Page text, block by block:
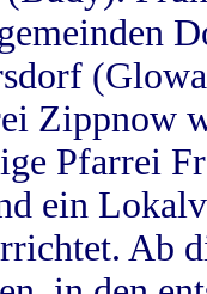
Zippnow
Pfarrei
ein
Ab